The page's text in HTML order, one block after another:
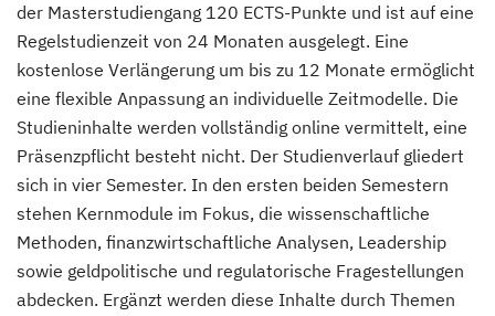
der Masterstudiengang 120 ECTS-Punkte und ist auf eine
Regelstudienzeit von 24 Monaten ausgelegt. Eine
kostenlose Verlängerung um bis zu 12 Monate ermöglicht
eine flexible Anpassung an individuelle Zeitmodelle. Die
Studieninhalte werden vollständig online vermittelt, eine
Präsenzpflicht besteht nicht. Der Studienverlauf gliedert
sich in vier Semester. In den ersten beiden Semestern
stehen Kernmodule im Fokus, die wissenschaftliche
Methoden, finanzwirtschaftliche Analysen, Leadership
sowie geldpolitische und regulatorische Fragestellungen
abdecken. Ergänzt werden diese Inhalte durch Themen